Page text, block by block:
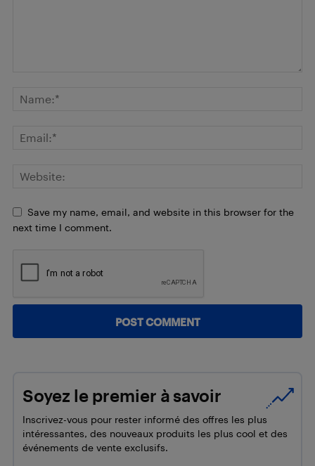
Save my name, email, and website in this browser for the
next time I comment.
Soyez le premier à savoir
Inscrivez-vous pour rester informé des offres les plus
intéressantes, des nouveaux produits les plus cool et des
événements de vente exclusifs.